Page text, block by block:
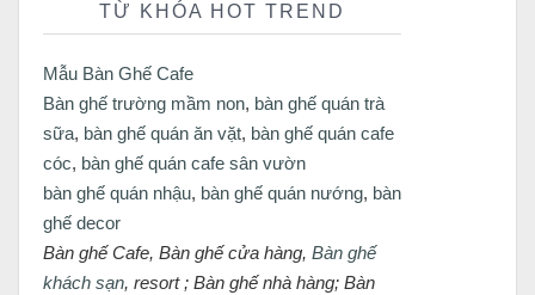
TỪ KHÓA HOT TREND
Mẫu Bàn Ghế Cafe
Bàn ghế trường mầm non, bàn ghế quán trà
sữa, bàn ghế quán ăn vặt, bàn ghế quán cafe
cóc, bàn ghế quán cafe sân vườn
bàn ghế quán nhậu, bàn ghế quán nướng, bàn
ghế decor
Bàn ghế Cafe, Bàn ghế cửa hàng, Bàn ghế
khách sạn, resort ; Bàn ghế nhà hàng; Bàn